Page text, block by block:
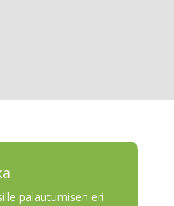
palautumisen eri